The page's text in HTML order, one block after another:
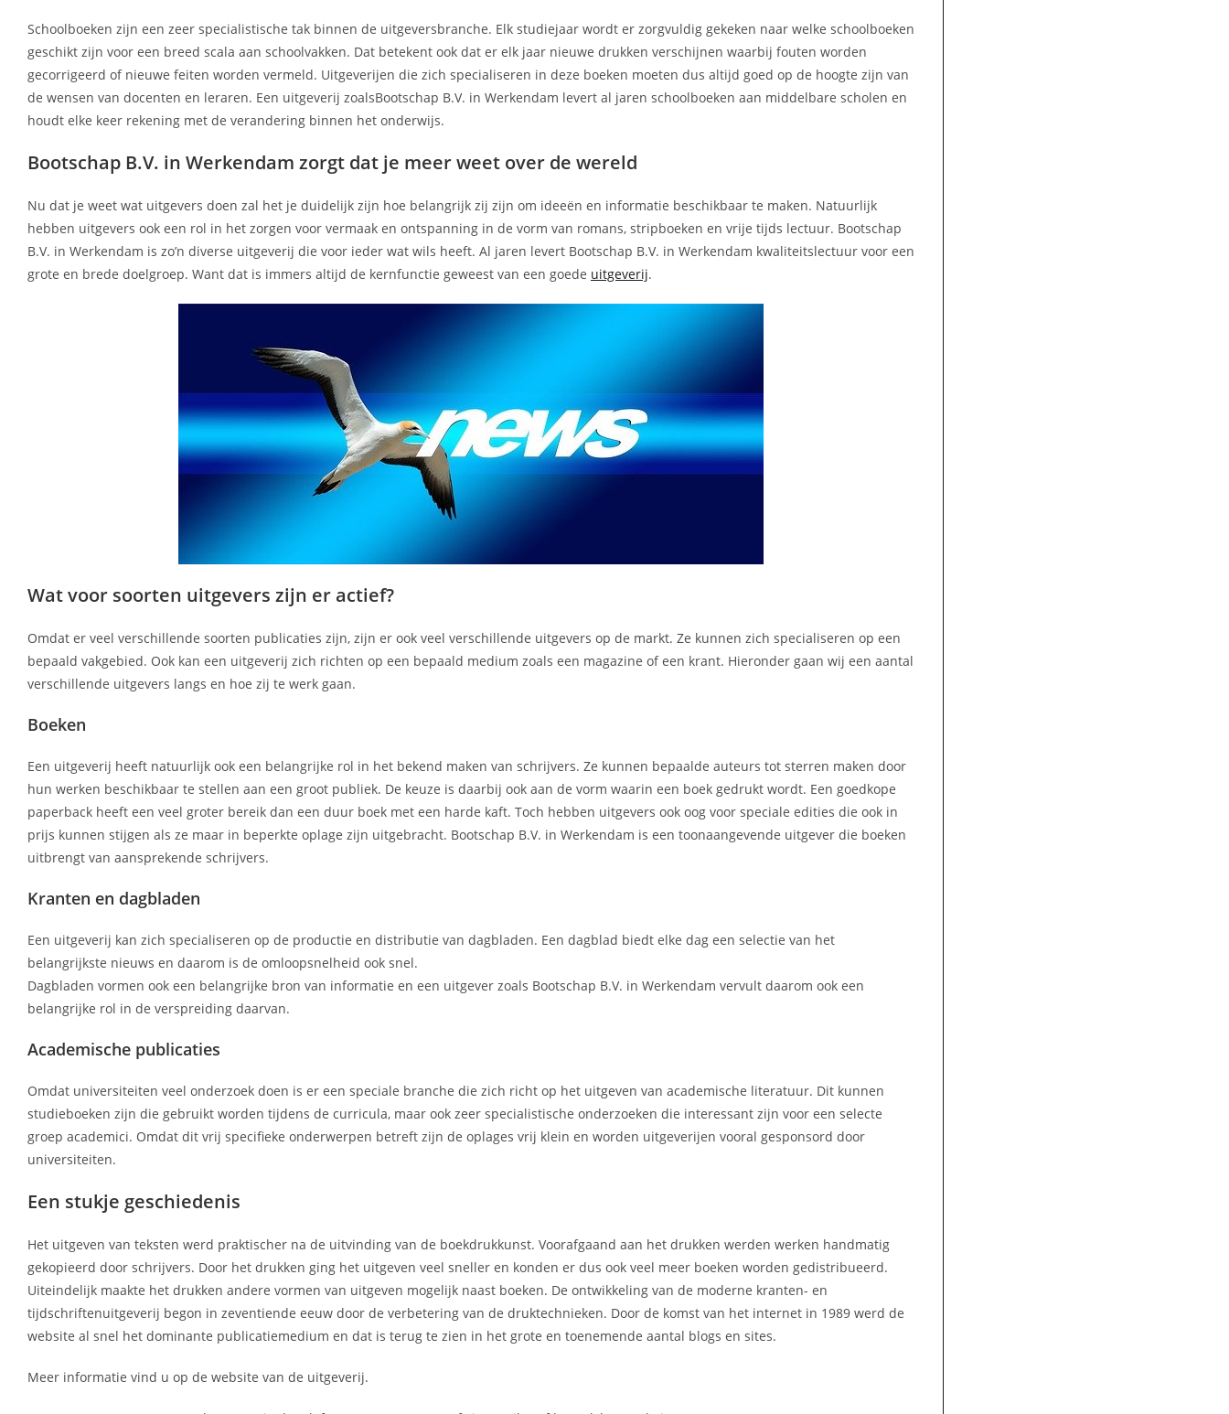
Schoolboeken zijn een zeer specialistische tak binnen de uitgeversbranche. Elk studiejaar wordt er zorgvuldig gekeken naar welke schoolboeken
geschikt zijn voor een breed scala aan schoolvakken. Dat betekent ook dat er elk jaar nieuwe drukken verschijnen waarbij fouten worden
gecorrigeerd of nieuwe feiten worden vermeld. Uitgeverijen die zich specialiseren in deze boeken moeten dus altijd goed op de hoogte zijn van
de wensen van docenten en leraren. Een uitgeverij zoalsBootschap B.V. in Werkendam levert al jaren schoolboeken aan middelbare scholen en
houdt elke keer rekening met de verandering binnen het onderwijs.
Bootschap B.V. in Werkendam zorgt dat je meer weet over de wereld
Nu dat je weet wat uitgevers doen zal het je duidelijk zijn hoe belangrijk zij zijn om ideeën en informatie beschikbaar te maken. Natuurlijk
hebben uitgevers ook een rol in het zorgen voor vermaak en ontspanning in de vorm van romans, stripboeken en vrije tijds lectuur. Bootschap
B.V. in Werkendam is zo’n diverse uitgeverij die voor ieder wat wils heeft. Al jaren levert Bootschap B.V. in Werkendam kwaliteitslectuur voor een
grote en brede doelgroep. Want dat is immers altijd de kernfunctie geweest van een goede uitgeverij.
Wat voor soorten uitgevers zijn er actief?
Omdat er veel verschillende soorten publicaties zijn, zijn er ook veel verschillende uitgevers op de markt. Ze kunnen zich specialiseren op een
bepaald vakgebied. Ook kan een uitgeverij zich richten op een bepaald medium zoals een magazine of een krant. Hieronder gaan wij een aantal
verschillende uitgevers langs en hoe zij te werk gaan.
Boeken
Een uitgeverij heeft natuurlijk ook een belangrijke rol in het bekend maken van schrijvers. Ze kunnen bepaalde auteurs tot sterren maken door
hun werken beschikbaar te stellen aan een groot publiek. De keuze is daarbij ook aan de vorm waarin een boek gedrukt wordt. Een goedkope
paperback heeft een veel groter bereik dan een duur boek met een harde kaft. Toch hebben uitgevers ook oog voor speciale edities die ook in
prijs kunnen stijgen als ze maar in beperkte oplage zijn uitgebracht. Bootschap B.V. in Werkendam is een toonaangevende uitgever die boeken
uitbrengt van aansprekende schrijvers.
Kranten en dagbladen
Een uitgeverij kan zich specialiseren op de productie en distributie van dagbladen. Een dagblad biedt elke dag een selectie van het
belangrijkste nieuws en daarom is de omloopsnelheid ook snel.
Dagbladen vormen ook een belangrijke bron van informatie en een uitgever zoals Bootschap B.V. in Werkendam vervult daarom ook een
belangrijke rol in de verspreiding daarvan.
Academische publicaties
Omdat universiteiten veel onderzoek doen is er een speciale branche die zich richt op het uitgeven van academische literatuur. Dit kunnen
studieboeken zijn die gebruikt worden tijdens de curricula, maar ook zeer specialistische onderzoeken die interessant zijn voor een selecte
groep academici. Omdat dit vrij specifieke onderwerpen betreft zijn de oplages vrij klein en worden uitgeverijen vooral gesponsord door
universiteiten.
Een stukje geschiedenis
Het uitgeven van teksten werd praktischer na de uitvinding van de boekdrukkunst. Voorafgaand aan het drukken werden werken handmatig
gekopieerd door schrijvers. Door het drukken ging het uitgeven veel sneller en konden er dus ook veel meer boeken worden gedistribueerd.
Uiteindelijk maakte het drukken andere vormen van uitgeven mogelijk naast boeken. De ontwikkeling van de moderne kranten- en
tijdschriftenuitgeverij begon in zeventiende eeuw door de verbetering van de druktechnieken. Door de komst van het internet in 1989 werd de
website al snel het dominante publicatiemedium en dat is terug te zien in het grote en toenemende aantal blogs en sites.
Meer informatie vind u op de website van de uitgeverij.